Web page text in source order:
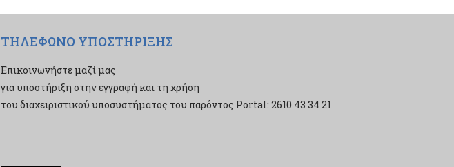
ΤΗΛΕΦΩΝΟ ΥΠΟΣΤΗΡΙΞΗΣ
Επικοινωνήστε μαζί μας
για υποστήριξη στην εγγραφή και τη χρήση
του διαχειριστικού υποσυστήματος του παρόντος Portal: 2610 43 34 21